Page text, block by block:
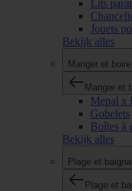
Lits
Jouets
Bekijk alles
Manger et boire
Manger et
Mepal x
Gobelets
Boîtes à
Bekijk alles
Plage et
Plage et